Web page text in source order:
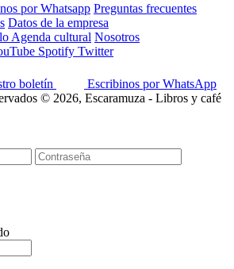
por Whatsapp Preguntas frecuentes
Datos de la empresa
Agenda cultural Nosotros
Spotify Twitter
boletín
Escribinos por WhatsApp
© 2026, Escaramuza - Libros y café